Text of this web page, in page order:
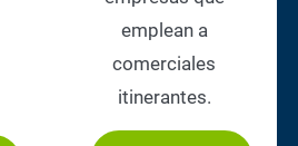
emplean a
comerciales
itinerantes.